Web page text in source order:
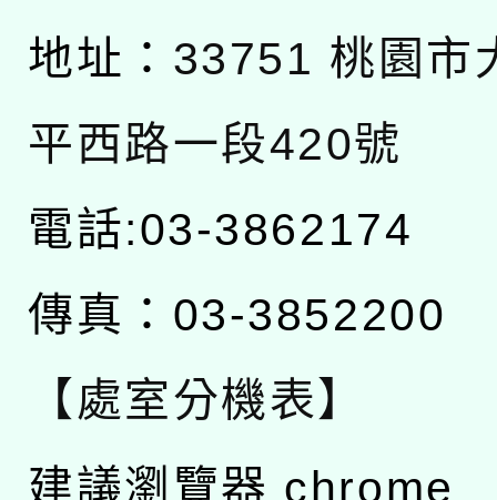
地址： 33751 桃園市
平西路一段420號
電話:03-3862174
傳真：03-3852200
【處室分機表】
建議瀏覽器 chrome